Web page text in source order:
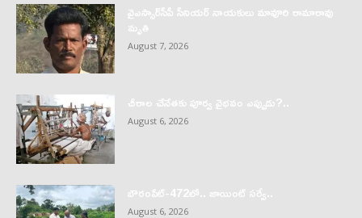
వైఎస్సార్‌సీపీ సీనియర్ నాయకులు మావూరి రామారావు
మృతి
August 7, 2026
చీరాల చేనేతకు పూర్వ వైభవం ఎప్పుడు?..
August 6, 2026
బౌరంపేట్-472లో.. జాయింట్ సర్వే..
August 6, 2026